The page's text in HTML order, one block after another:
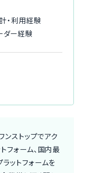
・利用経験
ダー経験
ストップでアク
フォーム、国内最
ットフォームを